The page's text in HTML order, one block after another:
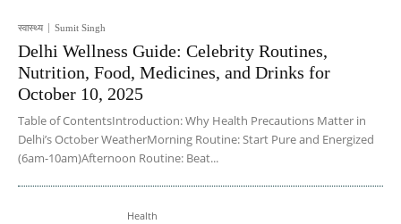
स्वास्थ्य Sumit Singh
Delhi Wellness Guide: Celebrity Routines,
Nutrition, Food, Medicines, and Drinks for
October 10, 2025
Table of ContentsIntroduction: Why Health Precautions Matter in
Delhi’s October WeatherMorning Routine: Start Pure and Energized
(6am-10am)Afternoon Routine: Beat...
Health